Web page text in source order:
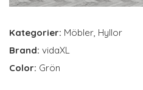
Kategorier: Möbler, Hyllor
Brand: vidaXL
Color: Grön